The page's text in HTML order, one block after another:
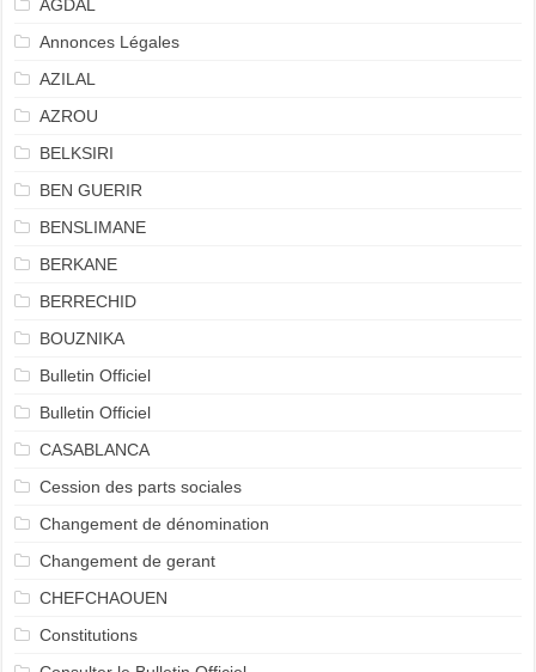
AGDAL
Annonces Légales
AZILAL
AZROU
BELKSIRI
BEN GUERIR
BENSLIMANE
BERKANE
BERRECHID
BOUZNIKA
Bulletin Officiel
Bulletin Officiel
CASABLANCA
Cession des parts sociales
Changement de dénomination
Changement de gerant
CHEFCHAOUEN
Constitutions